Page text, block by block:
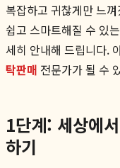
복잡하고 귀찮게만 느
쉽고 스마트해질 수 있
세히 안내해 드립니다.
탁판매 전문가가 될 수
1단계: 세상에
하기